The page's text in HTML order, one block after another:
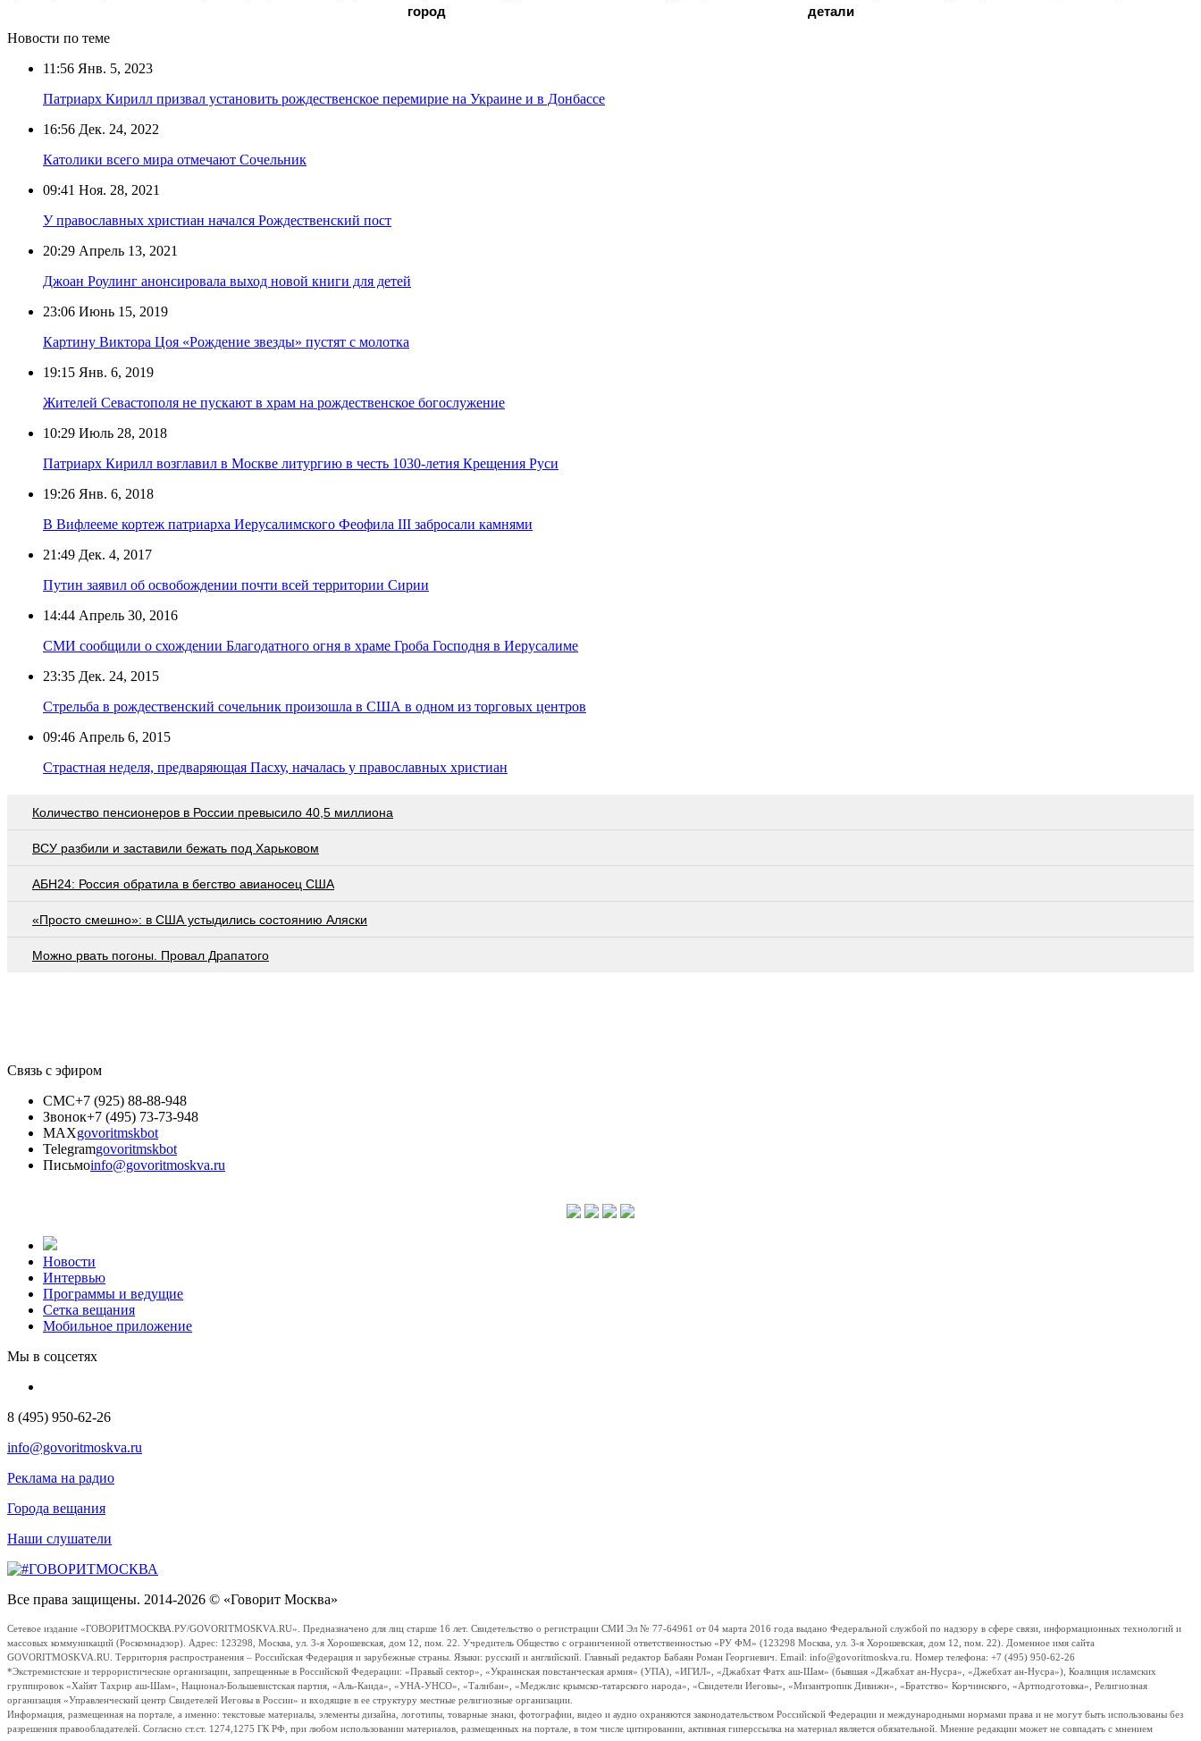
город
детали
Новости по теме
11:56 Янв. 5, 2023
Патриарх Кирилл призвал установить рождественское перемирие на Украине и в Донбассе
16:56 Дек. 24, 2022
Католики всего мира отмечают Сочельник
09:41 Ноя. 28, 2021
У православных христиан начался Рождественский пост
20:29 Апрель 13, 2021
Джоан Роулинг анонсировала выход новой книги для детей
23:06 Июнь 15, 2019
Картину Виктора Цоя «Рождение звезды» пустят с молотка
19:15 Янв. 6, 2019
Жителей Севастополя не пускают в храм на рождественское богослужение
10:29 Июль 28, 2018
Патриарх Кирилл возглавил в Москве литургию в честь 1030-летия Крещения Руси
19:26 Янв. 6, 2018
В Вифлееме кортеж патриарха Иерусалимского Феофила III забросали камнями
21:49 Дек. 4, 2017
Путин заявил об освобождении почти всей территории Сирии
14:44 Апрель 30, 2016
СМИ сообщили о схождении Благодатного огня в храме Гроба Господня в Иерусалиме
23:35 Дек. 24, 2015
Стрельба в рождественский сочельник произошла в США в одном из торговых центров
09:46 Апрель 6, 2015
Страстная неделя, предваряющая Пасху, началась у православных христиан
Количество пенсионеров в России превысило 40,5 миллиона
ВСУ разбили и заставили бежать под Харьковом
АБН24: Россия обратила в бегство авианосец США
«Просто смешно»: в США устыдились состоянию Аляски
Можно рвать погоны. Провал Драпатого
Связь с эфиром
СМС+7 (925) 88-88-948
Звонок+7 (495) 73-73-948
MAXgovoritmskbot
Telegramgovoritmskbot
Письмоinfo@govoritmoskva.ru
Новости
Интервью
Программы и ведущие
Сетка вещания
Мобильное приложение
Мы в соцсетях
8 (495) 950-62-26
info@govoritmoskva.ru
Реклама на радио
Города вещания
Наши слушатели
Все права защищены. 2014-2026 © «Говорит Москва»
Сетевое издание «ГОВОРИТМОСКВА.РУ/GOVORITMOSKVA.RU». Предназначено для лиц старше 16 лет. Свидетельство о регистрации СМИ Эл № 77-64961 от 04 марта 2016 года выдано Федеральной службой по надзору в сфере связи, информационных технологий и
массовых коммуникаций (Роскомнадзор). Адрес: 123298, Москва, ул. 3-я Хорошевская, дом 12, пом. 22. Учредитель Общество с ограниченной ответственностью «РУ ФМ» (123298 Москва, ул. 3-я Хорошевская, дом 12, пом. 22). Доменное имя сайта
GOVORITMOSKVA.RU. Территория распространения – Российская Федерация и зарубежные страны. Языки: русский и английский. Главный редактор Бабаян Роман Георгиевич. Email: info@govoritmoskva.ru. Номер телефона: +7 (495) 950-62-26
*Экстремистские и террористические организации, запрещенные в Российской Федерации: «Правый сектор», «Украинская повстанческая армия» (УПА), «ИГИЛ», «Джабхат Фатх аш-Шам» (бывшая «Джабхат ан-Нусра», «Джебхат ан-Нусра»), Коалиция исламских
группировок «Хайят Тахрир аш-Шам», Национал-Большевистская партия, «Аль-Каида», «УНА-УНСО», «Талибан», «Меджлис крымско-татарского народа», «Свидетели Иеговы», «Мизантропик Дивижн», «Братство» Корчинского, «Артподготовка», Религиозная
организация «Управленческий центр Свидетелей Иеговы в России» и входящие в ее структуру местные религиозные организации.
Информация, размещенная на портале, а именно: текстовые материалы, элементы дизайна, логотипы, товарные знаки, фотографии, видео и аудио охраняются законодательством Российской Федерации и международными нормами права и не могут быть использованы без
разрешения правообладателей. Согласно ст.ст. 1274,1275 ГК РФ, при любом использовании материалов, размещенных на портале, в том числе цитировании, активная гиперссылка на материал является обязательной. Мнение редакции может не совпадать с мнением